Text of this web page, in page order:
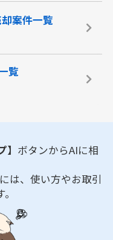
案件一覧
覧
】 ボタンからAIに相
には、使い方やお取引